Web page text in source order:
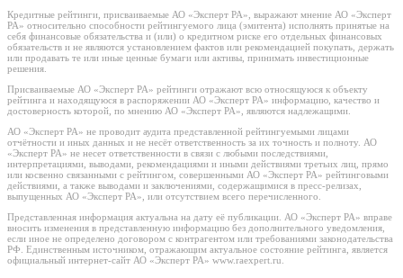
Кредитные рейтинги, присваиваемые АО «Эксперт РА», выражают мнение АО «Эксперт
РА» относительно способности рейтингуемого лица (эмитента) исполнять принятые на
себя финансовые обязательства и (или) о кредитном риске его отдельных финансовых
обязательств и не являются установлением фактов или рекомендацией покупать, держать
или продавать те или иные ценные бумаги или активы, принимать инвестиционные
решения.
Присваиваемые АО «Эксперт РА» рейтинги отражают всю относящуюся к объекту
рейтинга и находящуюся в распоряжении АО «Эксперт РА» информацию, качество и
достоверность которой, по мнению АО «Эксперт РА», являются надлежащими.
АО «Эксперт РА» не проводит аудита представленной рейтингуемыми лицами
отчётности и иных данных и не несёт ответственность за их точность и полноту. АО
«Эксперт РА» не несет ответственности в связи с любыми последствиями,
интерпретациями, выводами, рекомендациями и иными действиями третьих лиц, прямо
или косвенно связанными с рейтингом, совершенными АО «Эксперт РА» рейтинговыми
действиями, а также выводами и заключениями, содержащимися в пресс-релизах,
выпущенных АО «Эксперт РА», или отсутствием всего перечисленного.
Представленная информация актуальна на дату её публикации. АО «Эксперт РА» вправе
вносить изменения в представленную информацию без дополнительного уведомления,
если иное не определено договором с контрагентом или требованиями законодательства
РФ. Единственным источником, отражающим актуальное состояние рейтинга, является
официальный интернет-сайт АО «Эксперт РА» www.raexpert.ru.